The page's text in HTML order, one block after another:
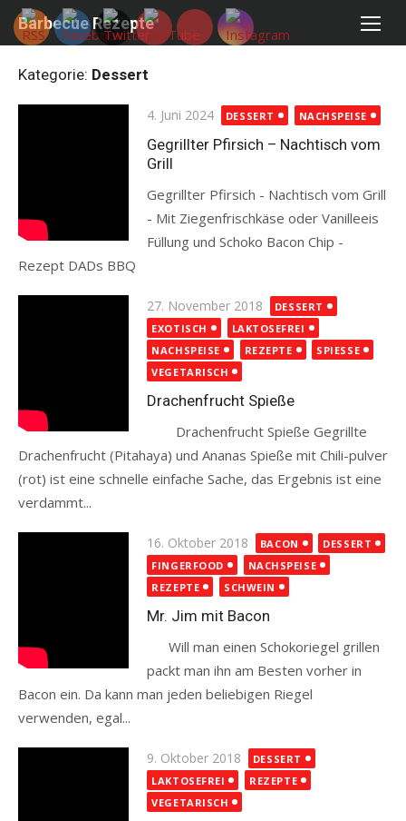
Skip
Barbecue Rezepte
Kategorie: Dessert
Posted
on
4. Juni 2024 DESSERT NACHSPEISE
Gegrillter Pfirsich – Nachtisch vom
Grill
Gegrillter Pfirsich - Nachtisch vom Grill
- Mit Ziegenfrischkäse oder Vanilleeis
Füllung und Schoko Bacon Chip -
Rezept DADs BBQ
Posted
on
27. November 2018
DESSERT
EXOTISCH
LAKTOSEFREI
NACHSPEISE
REZEPTE
SPIESSE
VEGETARISCH
Drachenfrucht Spieße
Drachenfrucht Spieße Gegrillte
Drachenfrucht (Pitahaya) und Ananas Spieße mit Chili-pulver
(rot) ist eine schnelle einfache Sache, das Ergebnis ist eine
verdammt...
Posted
on
16. Oktober 2018 BACON
DESSERT
FINGERFOOD
NACHSPEISE
REZEPTE
SCHWEIN
Mr. Jim mit Bacon
Will man einen Schokoriegel grillen
packt man ihn am Besten vorher in
Bacon ein. Da kann man jeden beliebigen Riegel
verwenden, egal...
Posted
on
9. Oktober 2018
DESSERT
LAKTOSEFREI
REZEPTE
VEGETARISCH